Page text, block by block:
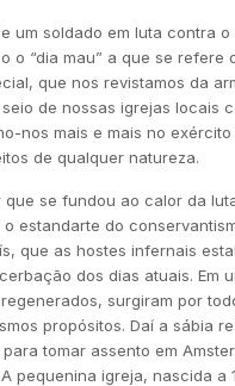
um soldado em luta contra
o “dia mau” a que se refere
que nos revistamos da
de nossas igrejas locais
nos mais e mais no
de qualquer natureza.
se fundou ao calor da
estandarte do
que as hostes infernais
dos dias atuais. Em
surgiram por
propósitos. Daí a sábia
tomar assento em
pequenina igreja, nascida a